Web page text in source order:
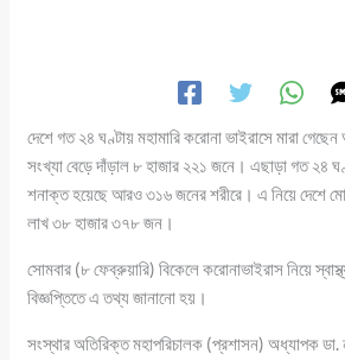
দেশে গত ২৪ ঘণ্টায় মহামারি করোনা ভাইরাসে মারা
সংখ্যা বেড়ে দাঁড়াল ৮ হাজার ২২১ জনে। এছাড়া গত ২৪
শনাক্ত হয়েছে আরও ৩১৬ জনের শরীরে। এ নিয়ে দেশে
লাখ ৩৮ হাজার ৩৭৮ জন।
সোমবার (৮ ফেব্রুয়ারি) বিকেলে করোনাভাইরাস নিয়ে
বিজ্ঞপ্তিতে এ তথ্য জানানো হয়।
সংস্থার অতিরিক্ত মহাপরিচালক (প্রশাসন) অধ্যাপক ডা.